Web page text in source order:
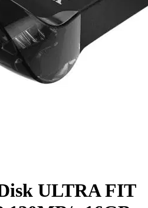
ULTRA FIT